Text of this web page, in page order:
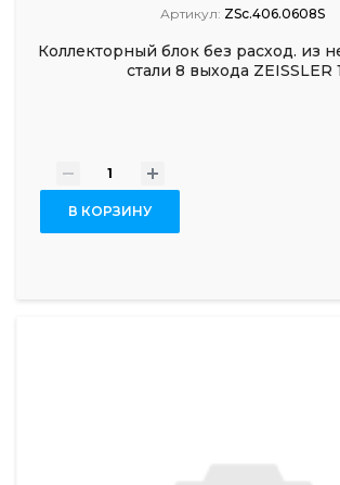
Артикул: ZSc.406.0608S
Коллекторный блок без расход. из
стали 8 выхода ZEISSLER
- +
В КОРЗИНУ